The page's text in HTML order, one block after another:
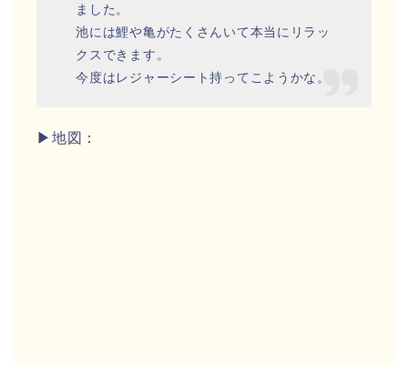
ました。
池には鯉や亀がたくさんいて本当にリラッ
クスできます。
今度はレジャーシート持ってこようかな。
▶地図：